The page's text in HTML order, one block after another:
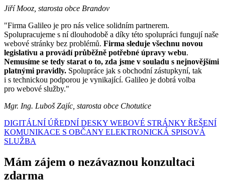
Jiří Mooz, starosta obce Brandov
"Firma Galileo je pro nás velice solidním partnerem.
Spolupracujeme s ní dlouhodobě a díky této spolupráci fungují naše
webové stránky bez problémů. Firma sleduje všechnu novou
legislativu a provádí průběžně potřebné úpravy webu.
Nemusíme se tedy starat o to, zda jsme v souladu s nejnovějšími
platnými pravidly. Spolupráce jak s obchodní zástupkyní, tak
i s technickou podporou je vynikající. Galileo je dobrá volba
pro webové služby."
Mgr. Ing. Luboš Zajíc, starosta obce Chotutice
DIGITÁLNÍ ÚŘEDNÍ DESKY WEBOVÉ STRÁNKY ŘEŠENÍ
KOMUNIKACE S OBČANY ELEKTRONICKÁ SPISOVÁ
SLUŽBA
Mám zájem o nezávaznou konzultaci
zdarma